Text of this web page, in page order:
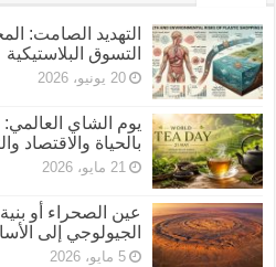
التهديد الصامت:
التسوق البلاستيكية
20 يونيو، 2026
يوم الشاي
بالحياة والاقتصاد
21 مايو، 2026
عين الصحراء أو
الجيولوجي إلى
5 مايو، 2026